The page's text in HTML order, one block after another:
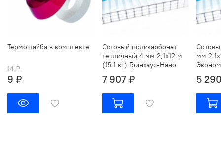
Термошайба в комплекте
14 ₽
9 ₽
Сотовый поликарбонат
тепличный 4 мм 2,1х12 м
(15,1 кг) Гринхаус-Нано
7 907 ₽
мм
5